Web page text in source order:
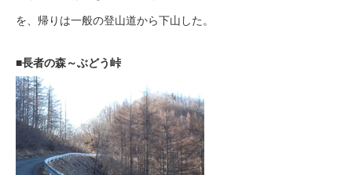
を、帰りは一般の登山道から下山した。
■長者の森～ぶどう峠